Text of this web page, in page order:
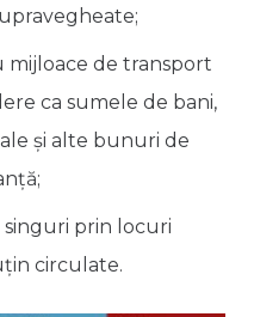
mijloace de transport
ca sumele de bani,
şi alte bunuri de
singuri prin locuri
circulate.